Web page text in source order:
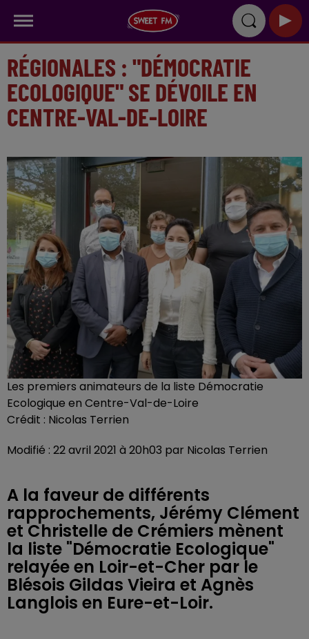
RÉGIONALES : "DÉMOCRATIE
ECOLOGIQUE" SE DÉVOILE EN
CENTRE-VAL-DE-LOIRE
Les premiers animateurs de la liste Démocratie
Ecologique en Centre-Val-de-Loire
Crédit : Nicolas Terrien
Modifié : 22 avril 2021 à 20h03 par Nicolas Terrien
A la faveur de différents
rapprochements, Jérémy Clément
et Christelle de Crémiers mènent
la liste "Démocratie Ecologique"
relayée en Loir-et-Cher par le
Blésois Gildas Vieira et Agnès
Langlois en Eure-et-Loir.